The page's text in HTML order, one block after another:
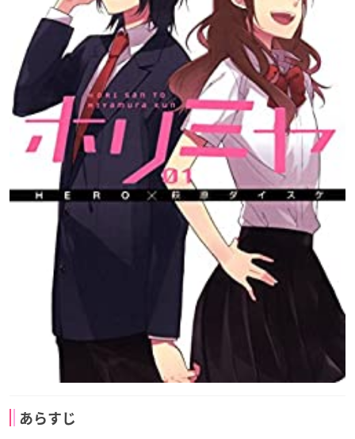
あらすじ